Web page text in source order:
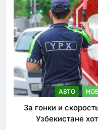
АВТО
За гонки и
Узбекистане